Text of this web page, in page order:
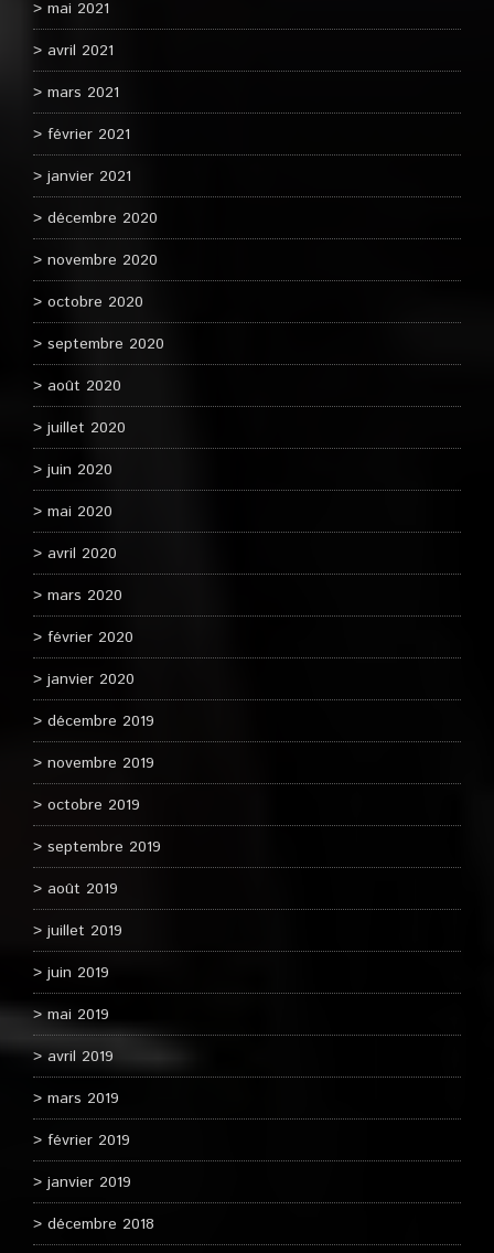
mai 2021
avril 2021
mars 2021
février 2021
janvier 2021
décembre 2020
novembre 2020
octobre 2020
septembre 2020
août 2020
juillet 2020
juin 2020
mai 2020
avril 2020
mars 2020
février 2020
janvier 2020
décembre 2019
novembre 2019
octobre 2019
septembre 2019
août 2019
juillet 2019
juin 2019
mai 2019
avril 2019
mars 2019
février 2019
janvier 2019
décembre 2018